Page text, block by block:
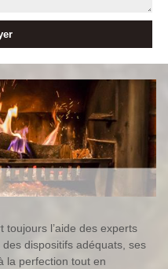
l’aide des experts
des dispositifs adéquats, ses
la perfection tout en